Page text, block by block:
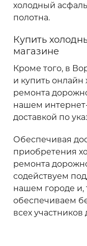
холодный
полотна.
Купить
магазине
Кроме того, в
и купить онлайн
ремонта
нашем
доставкой по
Обеспечивая
приобретения
ремонта
содействуем
нашем городе и,
обеспечиваем
всех